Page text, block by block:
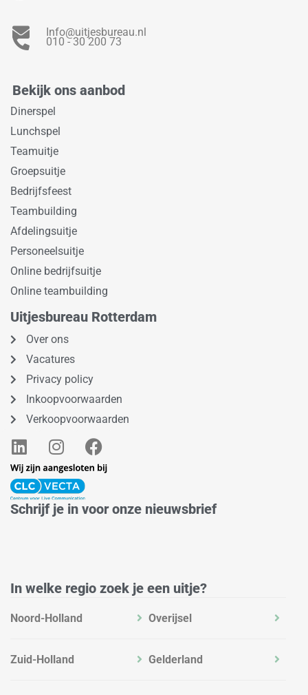
Info@uitjesbureau.nl
010 - 30 200 73
Bekijk ons aanbod
Dinerspel
Lunchspel
Teamuitje
Groepsuitje
Bedrijfsfeest
Teambuilding
Afdelingsuitje
Personeelsuitje
Online bedrijfsuitje
Online teambuilding
Uitjesbureau Rotterdam
Over ons
Vacatures
Privacy policy
Inkoopvoorwaarden
Verkoopvoorwaarden
L
i
n
k
e
I
n
s
t
a
F
a
c
b
Schrijf je in voor onze nieuwsbrief
In welke regio zoek je een uitje?
Noord-Holland
Zuid-Holland
Overijsel
Gelderland